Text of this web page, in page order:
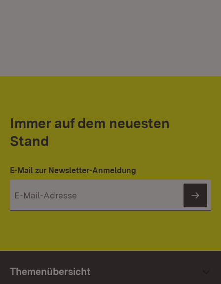
Immer auf dem neuesten
Stand
E-Mail zur Newsletter-Anmeldung
Themenübersicht